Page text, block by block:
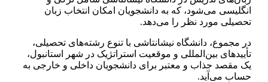
انگلیسی می‌شود، که به دانشجویان امکان انتخاب زبان
تحصیلی مورد نظر را می‌دهد.
در مجموع، دانشگاه نیشانتاشی با تنوع رشته‌های تحصیلی،
تأییدهای بین‌المللی و موقعیت استراتژیک در شهر استانبول،
یک مقصد جذاب و معتبر برای دانشجویان داخلی و خارجی به
حساب می‌آید.